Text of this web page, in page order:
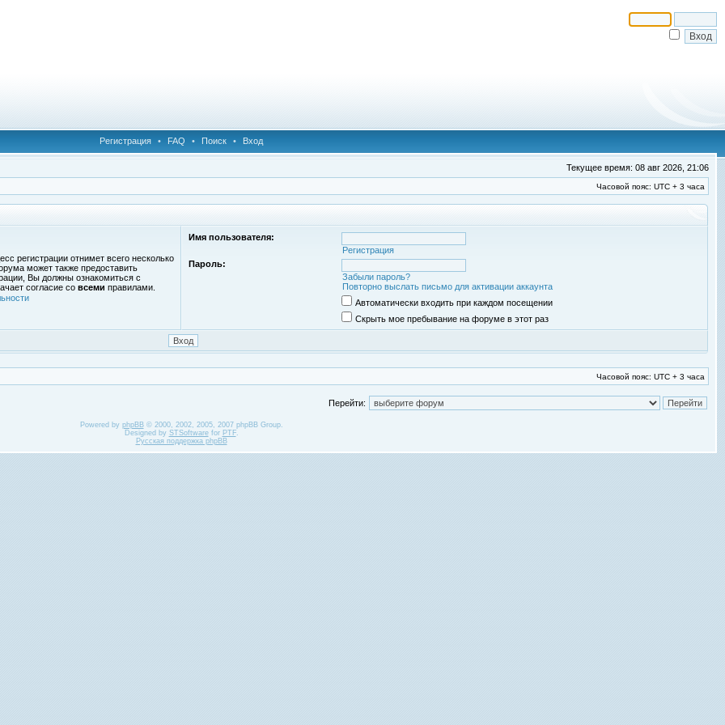
Регистрация • FAQ • Поиск • Вход
Текущее время: 08 авг 2026, 21:06
Часовой пояс: UTC + 3 часа
регистрации отнимет всего несколько
может также предоставить
Вы должны ознакомиться с
согласие со всеми правилами.
Имя пользователя:
Регистрация
Пароль:
Забыли пароль?
Повторно выслать письмо для активации аккаунта
Автоматически входить при каждом посещении
Скрыть мое пребывание на форуме в этот раз
Часовой пояс: UTC + 3 часа
Перейти:
Powered by phpBB© 2000, 2002, 2005, 2007 phpBB Group.
Designed by STSoftwarefor PTF.
Русская поддержка phpBB